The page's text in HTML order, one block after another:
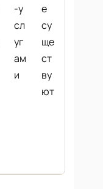
-у
сл
уг
ам
и
е
су
ще
ст
ву
ют